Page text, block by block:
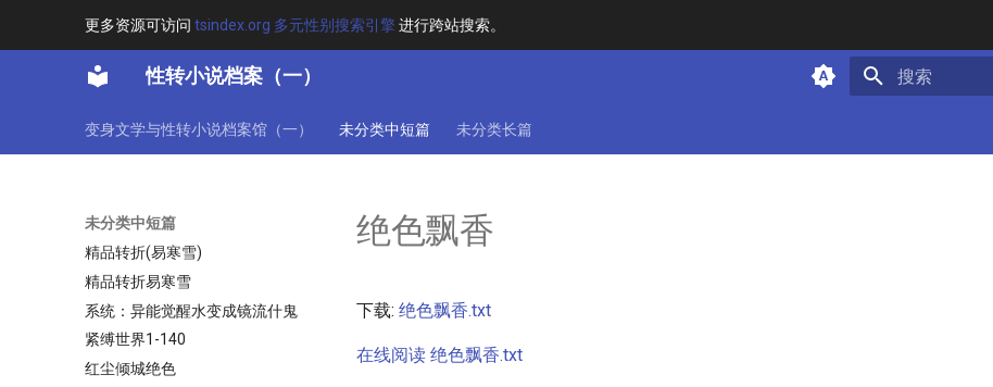
更多资源可访问 tsindex.org 多元性别搜索引擎进行跨站搜索。
性转小说档案（一）
变身文学与性转小说档案馆（一） 未分类中短篇 未分类长篇
未分类中短篇
第79号世界
第三人称的变身小说精选
第三类交换
第五姑娘的剑
精品转折
精品转折(易寒雪)
精品转折易寒雪
系统：异能觉醒水变成镜流什鬼
紧缚世界1-140
红尘倾城绝色
绝色飘香
下载: 绝色飘香.txt
在线阅读 绝色飘香.txt